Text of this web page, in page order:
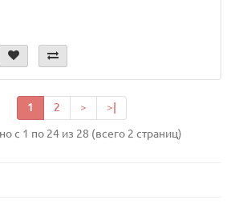
1 2 > >|
с 1 по 24 из 28 (всего 2 страниц)